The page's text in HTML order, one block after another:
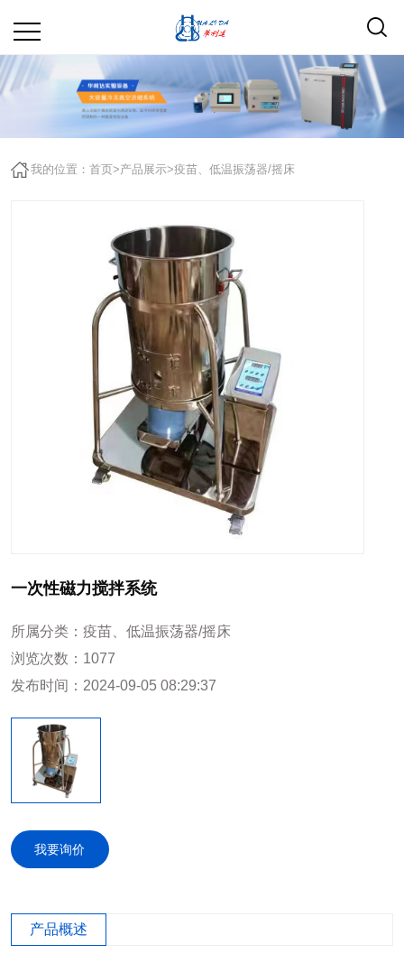
我的位置：首页>产品展示>疫苗、低温振荡器/摇床
一次性磁力搅拌系统
所属分类： 疫苗、低温振荡器/摇床
浏览次数： 1077
发布时间： 2024-09-05 08:29:37
我要询价
产品概述